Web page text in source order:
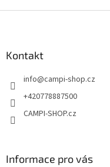
Kontakt
info@campi-shop.cz
+420778887500
CAMPI-SHOP.cz
Informace pro vás